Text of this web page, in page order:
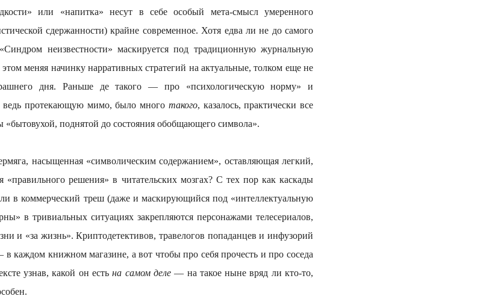
или «напитка» несут в себе особый мета-смысл умеренного
сдержанности) крайне современное. Хотя едва ли не до самого
неизвестности» маскируется под традиционную журнальную
меняя начинку нарративных стратегий на актуальные, толком еще не
дня. Раньше де такого — про «психологическую норму» и
ведь протекающую мимо, было много такого, казалось, практически все
«бытовухой, поднятой до состояния обобщающего символа».
насыщенная «символическим содержанием», оставляющая легкий,
«правильного решения» в читательских мозгах? С тех пор как каскады
в коммерческий треш (даже и маскирующийся под «интеллектуальную
в тривиальных ситуациях закрепляются персонажами телесериалов,
и «за жизнь». Криптодетективов, травелогов попаданцев и инфузорий
каждом книжном магазине, а вот чтобы про себя прочесть и про соседа
узнав, какой он естьна самом деле— на такое ныне вряд ли кто-то,